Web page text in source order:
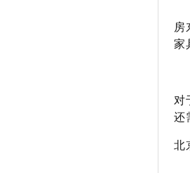
房
家
对
还
北